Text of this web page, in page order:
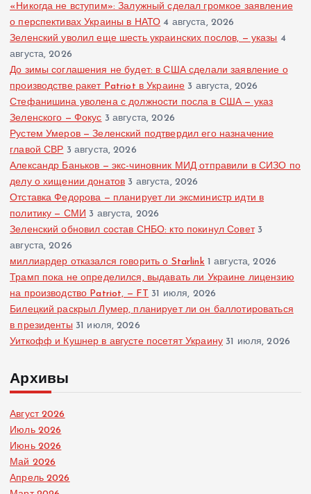
«Никогда не вступим»: Залужный сделал громкое заявление
о перспективах Украины в НАТО 4 августа, 2026
Зеленский уволил еще шесть украинских послов, — указы 4
августа, 2026
До зимы соглашения не будет: в США сделали заявление о
производстве ракет Patriot в Украине 3 августа, 2026
Стефанишина уволена с должности посла в США — указ
Зеленского — Фокус 3 августа, 2026
Рустем Умеров — Зеленский подтвердил его назначение
главой СВР 3 августа, 2026
Александр Баньков — экс-чиновник МИД отправили в СИЗО по
делу о хищении донатов 3 августа, 2026
Отставка Федорова — планирует ли эксминистр идти в
политику — СМИ 3 августа, 2026
Зеленский обновил состав СНБО: кто покинул Совет 3
августа, 2026
миллиардер отказался говорить о Starlink 1 августа, 2026
Трамп пока не определился, выдавать ли Украине лицензию
на производство Patriot, — FT 31 июля, 2026
Билецкий раскрыл Лумер, планирует ли он баллотироваться
в президенты 31 июля, 2026
Уиткофф и Кушнер в августе посетят Украину 31 июля, 2026
Архивы
Август 2026
Июль 2026
Июнь 2026
Май 2026
Апрель 2026